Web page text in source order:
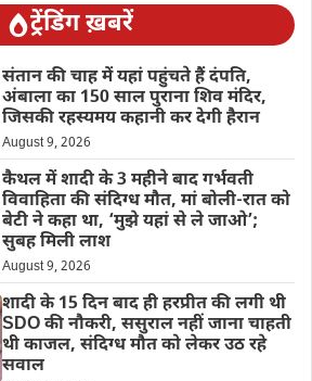
ट्रेंडिंग ख़बरें
संतान की चाह में यहां पहुंचते हैं दंपति,
अंबाला का 150 साल पुराना शिव मंदिर,
जिसकी रहस्यमय कहानी कर देगी हैरान
August 9, 2026
कैथल में शादी के 3 महीने बाद गर्भवती
विवाहिता की संदिग्ध मौत, मां बोली-रात को
बेटी ने कहा था, ‘मुझे यहां से ले जाओ’;
सुबह मिली लाश
August 9, 2026
शादी के 15 दिन बाद ही हरप्रीत की लगी थी
SDO की नौकरी, ससुराल नहीं जाना चाहती
थी काजल, संदिग्ध मौत को लेकर उठ रहे
सवाल